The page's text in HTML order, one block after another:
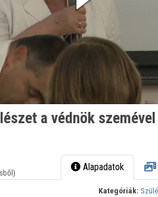
a védnök
Alapadatok
Kategóriák: